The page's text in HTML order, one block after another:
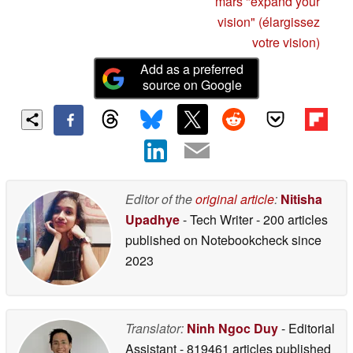
vision" (élargissez
votre vision)
Add as a preferred
source on Google
Editor of theoriginal article: Nitisha
Upadhye- Tech Writer- 200 articles
published on Notebookchecksince
2023
Translator: Ninh Ngoc Duy- Editorial
Assistant- 819461 articles published